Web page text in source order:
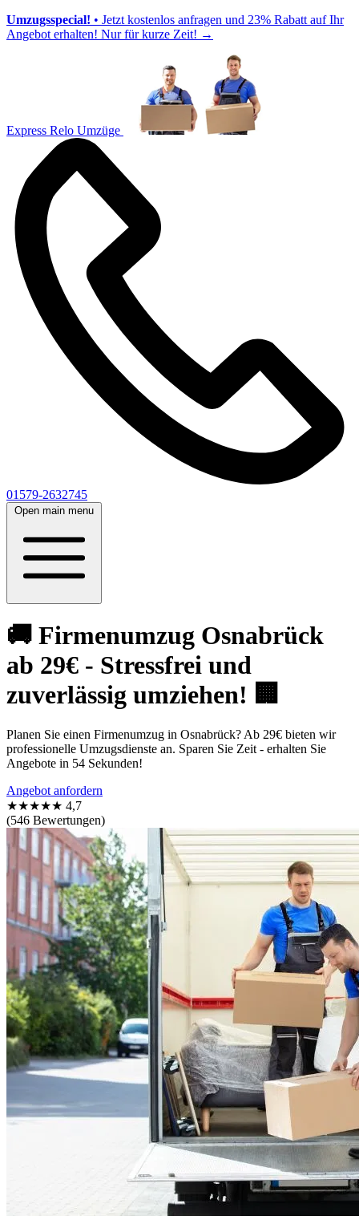
Umzugsspecial! • Jetzt kostenlos anfragen und 23% Rabatt auf Ihr
Angebot erhalten! Nur für kurze Zeit! →
Express Relo Umzüge
01579-2632745
Open main menu
🚚 Firmenumzug Osnabrück
ab 29€ - Stressfrei und
zuverlässig umziehen! 🏢
Planen Sie einen Firmenumzug in Osnabrück? Ab 29€ bieten wir
professionelle Umzugsdienste an. Sparen Sie Zeit - erhalten Sie
Angebote in 54 Sekunden!
Angebot anfordern
★★★★★ 4,7
(546 Bewertungen)